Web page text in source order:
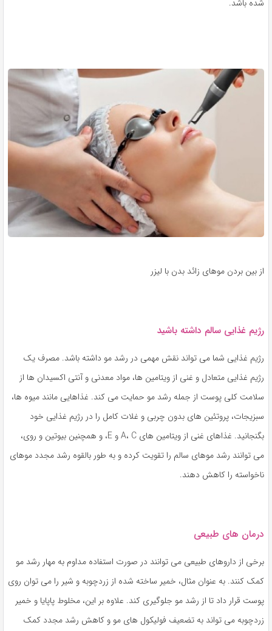
شده باشد.
از بین بردن موهای زائد بدن با لیزر
رژیم غذایی سالم داشته باشید
رژیم غذایی شما می تواند نقش مهمی در رشد مو داشته باشد. مصرف یک
رژیم غذایی متعادل و غنی از ویتامین ها، مواد معدنی و آنتی اکسیدان ها از
سلامت کلی پوست از جمله رشد مو حمایت می کند. غذاهایی مانند میوه ها،
سبزیجات، پروتئین های بدون چربی و غلات کامل را در رژیم غذایی خود
بگنجانید. غذاهای غنی از ویتامین های A، C و E، و همچنین بیوتین و روی،
می توانند رشد موهای سالم را تقویت کرده و به طور بالقوه رشد مجدد موهای
ناخواسته را کاهش دهند.
درمان های طبیعی
برخی از داروهای طبیعی می توانند در صورت استفاده مداوم به مهار رشد مو
کمک کنند. به عنوان مثال، خمیر ساخته شده از زردچوبه و شیر را می توان روی
پوست قرار داد تا از رشد مو جلوگیری کند. علاوه بر این، مخلوط پاپایا و خمیر
زردچوبه می تواند به تضعیف فولیکول های مو و کاهش رشد مجدد کمک